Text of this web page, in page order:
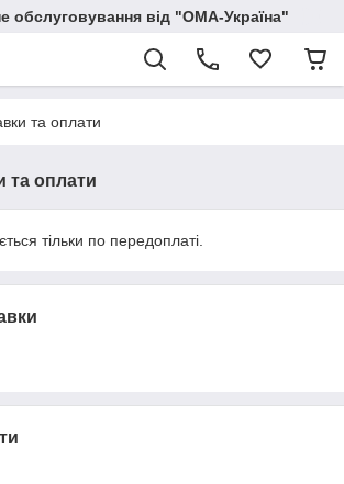
обслуговування від "ОМА-Україна"
та оплати
та оплати
тільки по передоплаті.